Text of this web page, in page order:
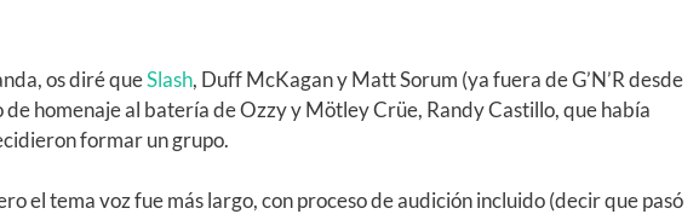
os diré queSlash, Duff McKagan y Matt Sorum (ya fuera de G’N’R desde
de homenaje al batería de Ozzy y Mötley Crüe, Randy Castillo, que había
formar un grupo.
el tema voz fue más largo, con proceso de audición incluido (decir que pasó